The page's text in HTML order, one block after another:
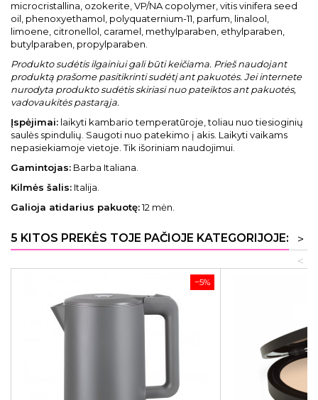
microcristallina, ozokerite, VP/NA copolymer, vitis vinifera seed
oil, phenoxyethamol, polyquaternium-11, parfum, linalool,
limoene, citronellol, caramel, methylparaben, ethylparaben,
butylparaben, propylparaben.
Produkto sudėtis ilgainiui gali būti keičiama. Prieš naudojant
produktą prašome pasitikrinti sudėtį ant pakuotės. Jei internete
nurodyta produkto sudėtis skiriasi nuo pateiktos ant pakuotės,
vadovaukitės pastarąja.
Įspėjimai: laikyti kambario temperatūroje, toliau nuo tiesioginių
saulės spindulių. Saugoti nuo patekimo į akis. Laikyti vaikams
nepasiekiamoje vietoje. Tik išoriniam naudojimui.
Gamintojas: Barba Italiana.
Kilmės šalis: Italija.
Galioja atidarius pakuotę:12 mėn.
5 KITOS PREKĖS TOJE PAČIOJE KATEGORIJOJE:
>
<
−5%